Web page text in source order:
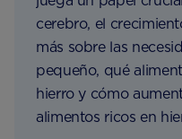
cerebro, el
más sobre las
pequeño, qué
hierro y cómo
alimentos ricos en